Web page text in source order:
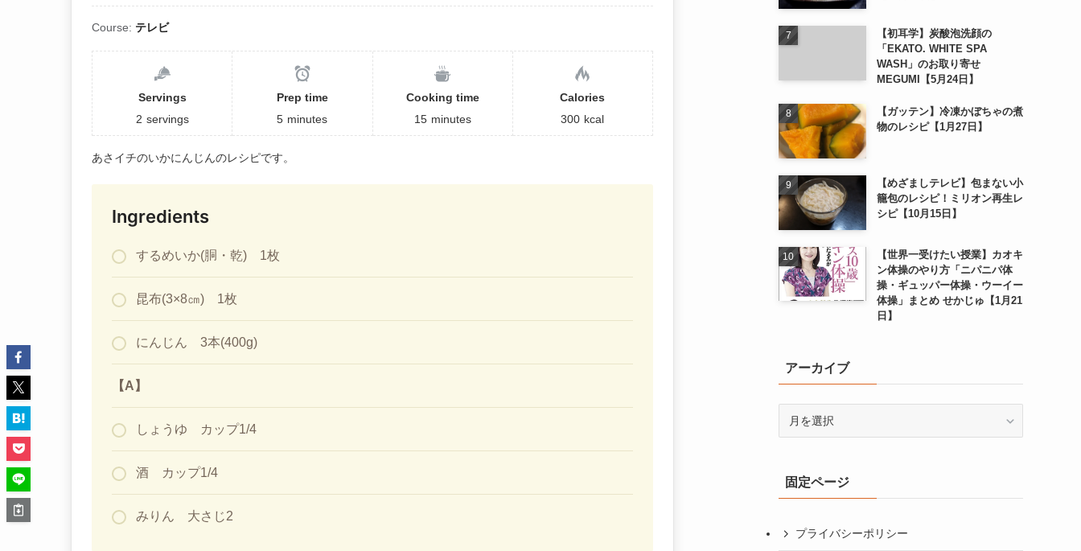
Course: テレビ
Servings
2 servings
Prep time
5 minutes
Cooking time
15 minutes
Calories
300 kcal
あさイチのいかにんじんのレシピです。
Ingredients
するめいか(胴・乾) 1枚
昆布(3×8㎝) 1枚
にんじん 3本(400g)
【A】
しょうゆ カップ1/4
酒 カップ1/4
みりん 大さじ2
【初耳学】炭酸泡洗顔の
「EKATO. WHITE SPA
WASH」のお取り寄せ
MEGUMI【5月24日】
【ガッテン】冷凍かぼちゃの煮
物のレシピ【1月27日】
【めざましテレビ】包まない小
籠包のレシピ！ミリオン再生レ
シピ【10月15日】
【世界一受けたい授業】カオキ
ン体操のやり方「ニパニパ体
操・ギュッパー体操・ウーイー
体操」まとめ せかじゅ【1月21
日】
アーカイブ
ブ固定ページ
プライバシーポリシー